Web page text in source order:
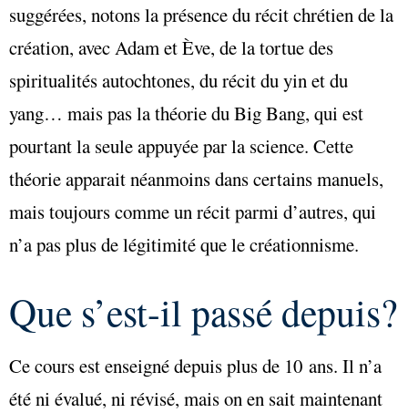
suggérées, notons la présence du récit chrétien de la
création, avec Adam et Ève, de la tortue des
spiritualités autochtones, du récit du yin et du
yang… mais pas la théorie du Big Bang, qui est
pourtant la seule appuyée par la science. Cette
théorie apparait néanmoins dans certains manuels,
mais toujours comme un récit parmi d’autres, qui
n’a pas plus de légitimité que le créationnisme.
Que s’est-il passé depuis?
Ce cours est enseigné depuis plus de 10 ans. Il n’a
été ni évalué, ni révisé, mais on en sait maintenant